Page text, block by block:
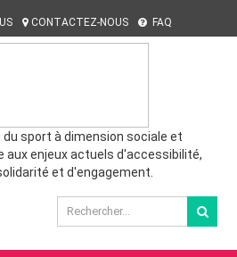
CONTACTEZ-NOUS FAQ
du sport à dimension sociale et
aux enjeux actuels d'accessibilité,
et d'engagement.